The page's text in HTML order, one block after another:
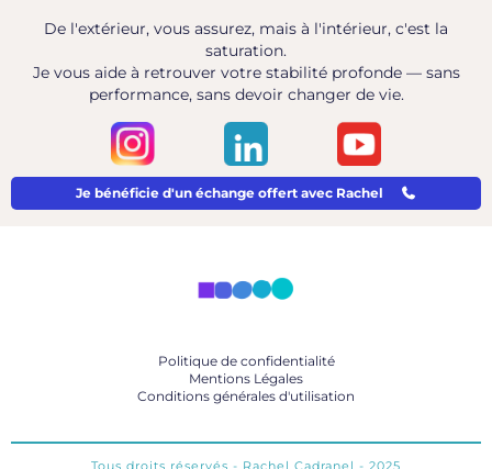
De l'extérieur, vous assurez, mais à l'intérieur, c'est la
saturation.
Je vous aide à retrouver votre stabilité profonde — sans
performance, sans devoir changer de vie.
Je bénéficie d'un échange offert avec Rachel
Politique de confidentialité
Mentions Légales
Conditions générales d'utilisation
Tous droits réservés - Rachel Cadranel - 2025